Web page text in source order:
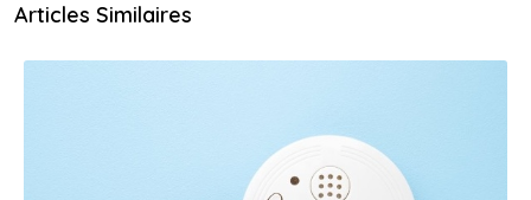
Articles Similaires